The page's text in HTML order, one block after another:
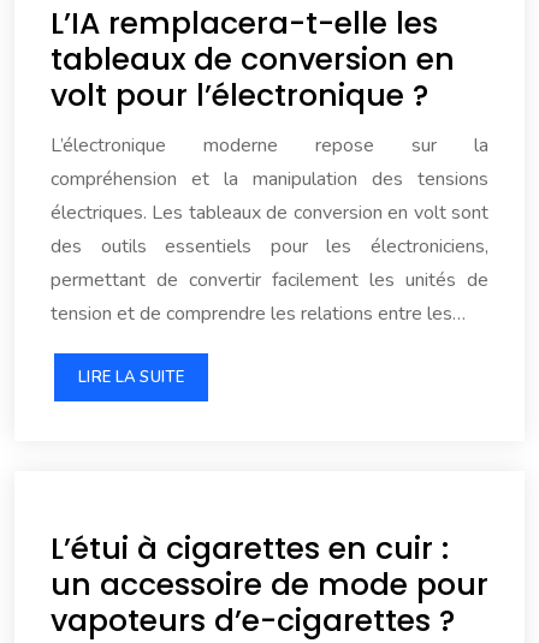
L’IA remplacera-t-elle les
tableaux de conversion en
volt pour l’électronique ?
L’électronique moderne repose sur la
compréhension et la manipulation des tensions
électriques. Les tableaux de conversion en volt sont
des outils essentiels pour les électroniciens,
permettant de convertir facilement les unités de
tension et de comprendre les relations entre les…
LIRE LA SUITE
L’étui à cigarettes en cuir :
un accessoire de mode pour
vapoteurs d’e-cigarettes ?